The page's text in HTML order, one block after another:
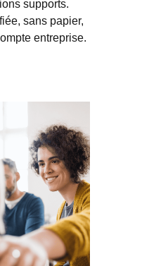
supports.
sans papier,
entreprise.